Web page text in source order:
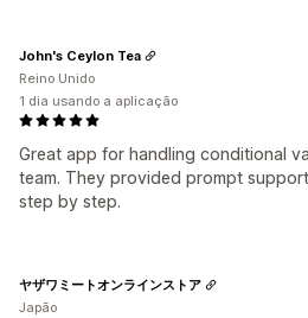
Great app for handling conditional
team. They provided prompt
step by step.
John's Ceylon Tea
Reino Unido
1 dia usando a aplicação
ヤザワミートオンラインストア
Japão